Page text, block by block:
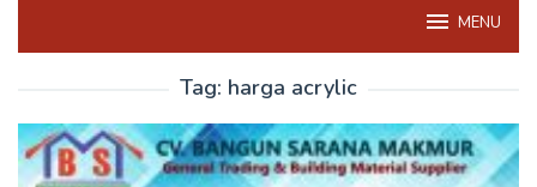
MENU
Tag: harga acrylic